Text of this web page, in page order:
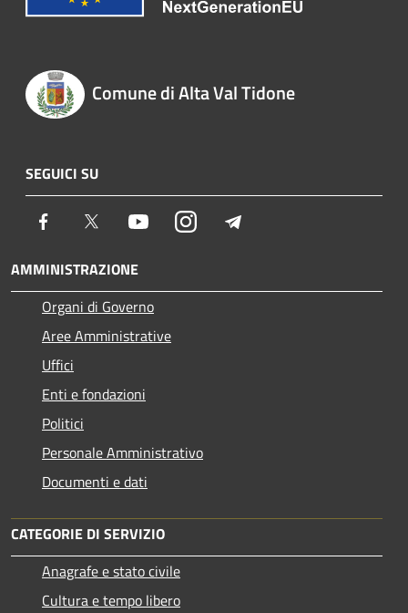
Comune di Alta Val Tidone
SEGUICI SU
Facebook Twitter YoutubeInstagram
AMMINISTRAZIONE
Organi di Governo
Aree Amministrative
Uffici
Enti e fondazioni
Politici
Personale Amministrativo
Documenti e dati
CATEGORIE DI SERVIZIO
Anagrafe e stato civile
Cultura e tempo libero